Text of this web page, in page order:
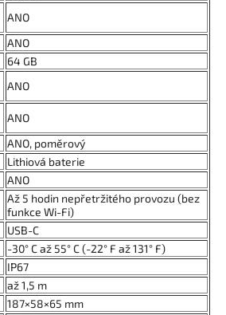
ANO
ANO
64 GB
ANO
ANO
ANO, poměrový
Lithiová baterie
ANO
Až 5 hodin nepřetržitého provozu (bez
funkce Wi-Fi)
USB-C
-30° C až 55° C (-22° F až 131° F)
IP67
až 1,5 m
187×58×65 mm